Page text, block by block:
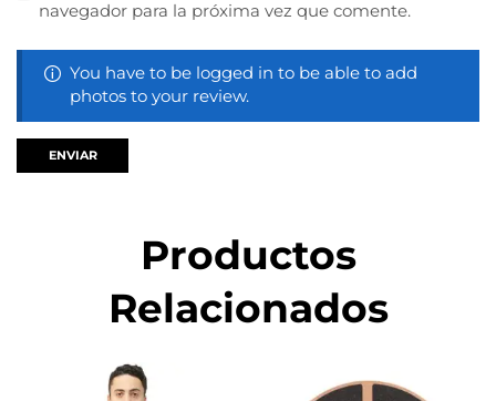
navegador para la próxima vez que comente.
You have to be logged in to be able to add
photos to your review.
Productos
Relacionados